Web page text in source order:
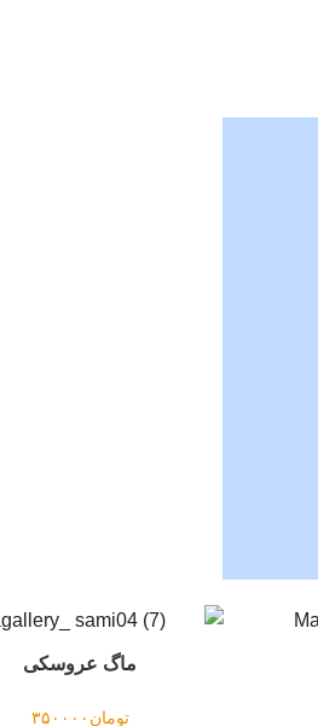
ماگ عروسکی
تومان ۳۵۰۰۰۰